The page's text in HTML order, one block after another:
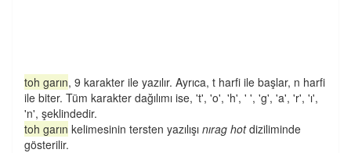
toh garın, 9 karakter ile yazılır. Ayrıca, t harfi ile başlar, n harfi
ile biter. Tüm karakter dağılımı ise, 't', 'o', 'h', ' ', 'g', 'a', 'r', 'ı',
'n', şeklindedir.
toh garın kelimesinin tersten yazılışı nırag hotdiziliminde
gösterilir.